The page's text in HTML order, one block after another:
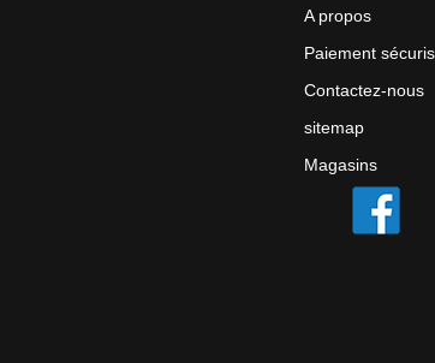
A propos
Paiement
Contactez-nous
sitemap
Magasins